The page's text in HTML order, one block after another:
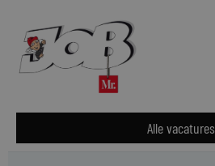
Alle vacatures